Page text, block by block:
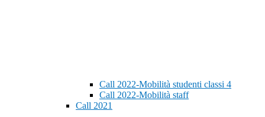
Call 2022-Mobilità studenti classi 4
Call 2022-Mobilità staff
Call 2021